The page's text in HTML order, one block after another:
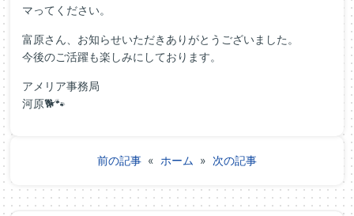
マってください。
富原さん、お知らせいただきありがとうございました。
今後のご活躍も楽しみにしております。
アメリア事務局
河原🐕🐾
前の記事 « ホーム » 次の記事